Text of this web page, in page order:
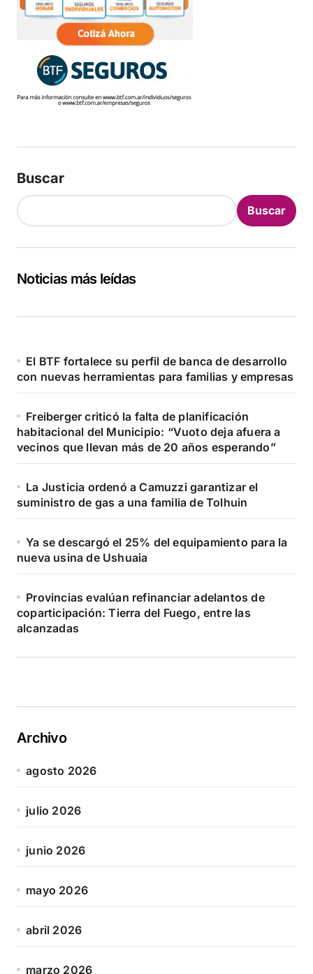
Buscar
Buscar
Noticias más leídas
El BTF fortalece su perfil de banca de desarrollo
con nuevas herramientas para familias y empresas
Freiberger criticó la falta de planificación
habitacional del Municipio: “Vuoto deja afuera a
vecinos que llevan más de 20 años esperando”
La Justicia ordenó a Camuzzi garantizar el
suministro de gas a una familia de Tolhuin
Ya se descargó el 25% del equipamiento para la
nueva usina de Ushuaia
Provincias evalúan refinanciar adelantos de
coparticipación: Tierra del Fuego, entre las
alcanzadas
Archivo
agosto 2026
julio 2026
junio 2026
mayo 2026
abril 2026
marzo 2026